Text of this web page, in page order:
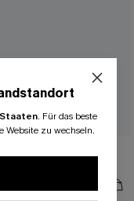
. Für das beste
Website zu wechseln.